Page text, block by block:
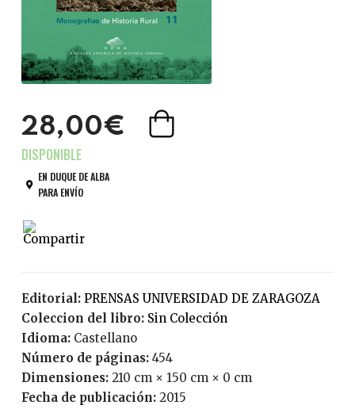
28,00€
EN DUQUE DE ALBA
PARA ENVÍO
Editorial:
PRENSAS UNIVERSIDAD DE ZARAGOZA
Coleccion del libro:
Sin Colección
Idioma:
Castellano
Número de páginas:
454
Dimensiones: 210 cm × 150 cm × 0 cm
Fecha de publicación:
2015